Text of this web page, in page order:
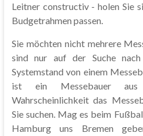
Leitner constructiv - holen Sie
Budgetrahmen passen.
Sie möchten nicht mehrere
sind nur auf der Suche
Systemstand von einem
ist ein Messebauer
Wahrscheinlichkeit das
Sie suchen. Mag es beim
Hamburg uns Bremen